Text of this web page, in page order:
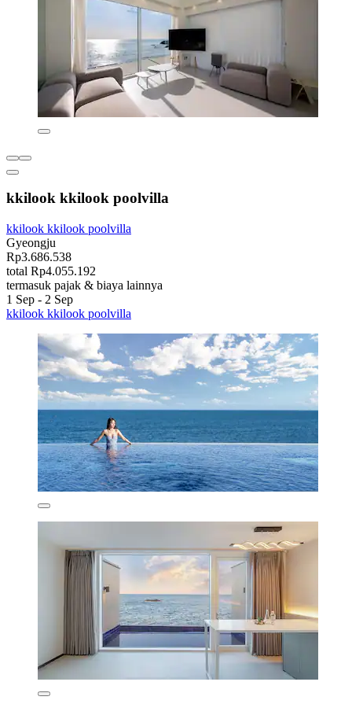
kkilook kkilook poolvilla
kkilook kkilook poolvilla
Gyeongju
Rp3.686.538
total Rp4.055.192
termasuk pajak & biaya lainnya
1 Sep - 2 Sep
kkilook kkilook poolvilla